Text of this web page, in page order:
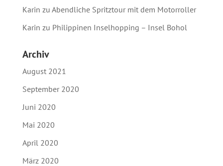
Karin zu Abendliche Spritztour mit dem Motorroller
Karin zu Philippinen Inselhopping – Insel Bohol
Archiv
August 2021
September 2020
Juni 2020
Mai 2020
April 2020
März 2020